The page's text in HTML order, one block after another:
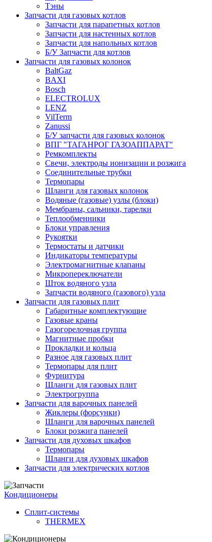
Тэны
Запчасти для газовых котлов
Запчасти для парапетных котлов
Запчасти для настенных котлов
Запчасти для напольных котлов
Б/У Запчасти для котлов
Запчасти для газовых колонок
BaltGaz
BAXI
Bosch
ELECTROLUX
LENZ
VilTerm
Zanussi
Б/У запчасти для газовых колонок
ВПГ "ТАГАНРОГ ГАЗОАППАРАТ"
Ремкомплекты
Свечи, электроды ионизации и розжига
Соединительные трубки
Термопары
Шланги для газовых колонок
Водяные (газовые) узлы (блоки)
Мембраны, сальники, тарелки
Теплообменники
Блоки управления
Рукоятки
Термостаты и датчики
Индикаторы температуры
Электромагнитные клапаны
Микропереключатели
Шток водяного узла
Запчасти водяного (газового) узла
Запчасти для газовых плит
Габаритные комплектующие
Газовые краны
Газогорелочная группа
Магнитные пробки
Прокладки и кольца
Разное для газовых плит
Термопары для плит
Фурнитура
Шланги для газовых плит
Электрогруппа
Запчасти для варочных панелей
Жиклеры (форсунки)
Шланги для варочных панелей
Блоки розжига панелей
Запчасти для духовых шкафов
Термопары
Шланги для духовых шкафов
Запчасти для электрических котлов
Кондиционеры
Сплит-системы
THERMEX